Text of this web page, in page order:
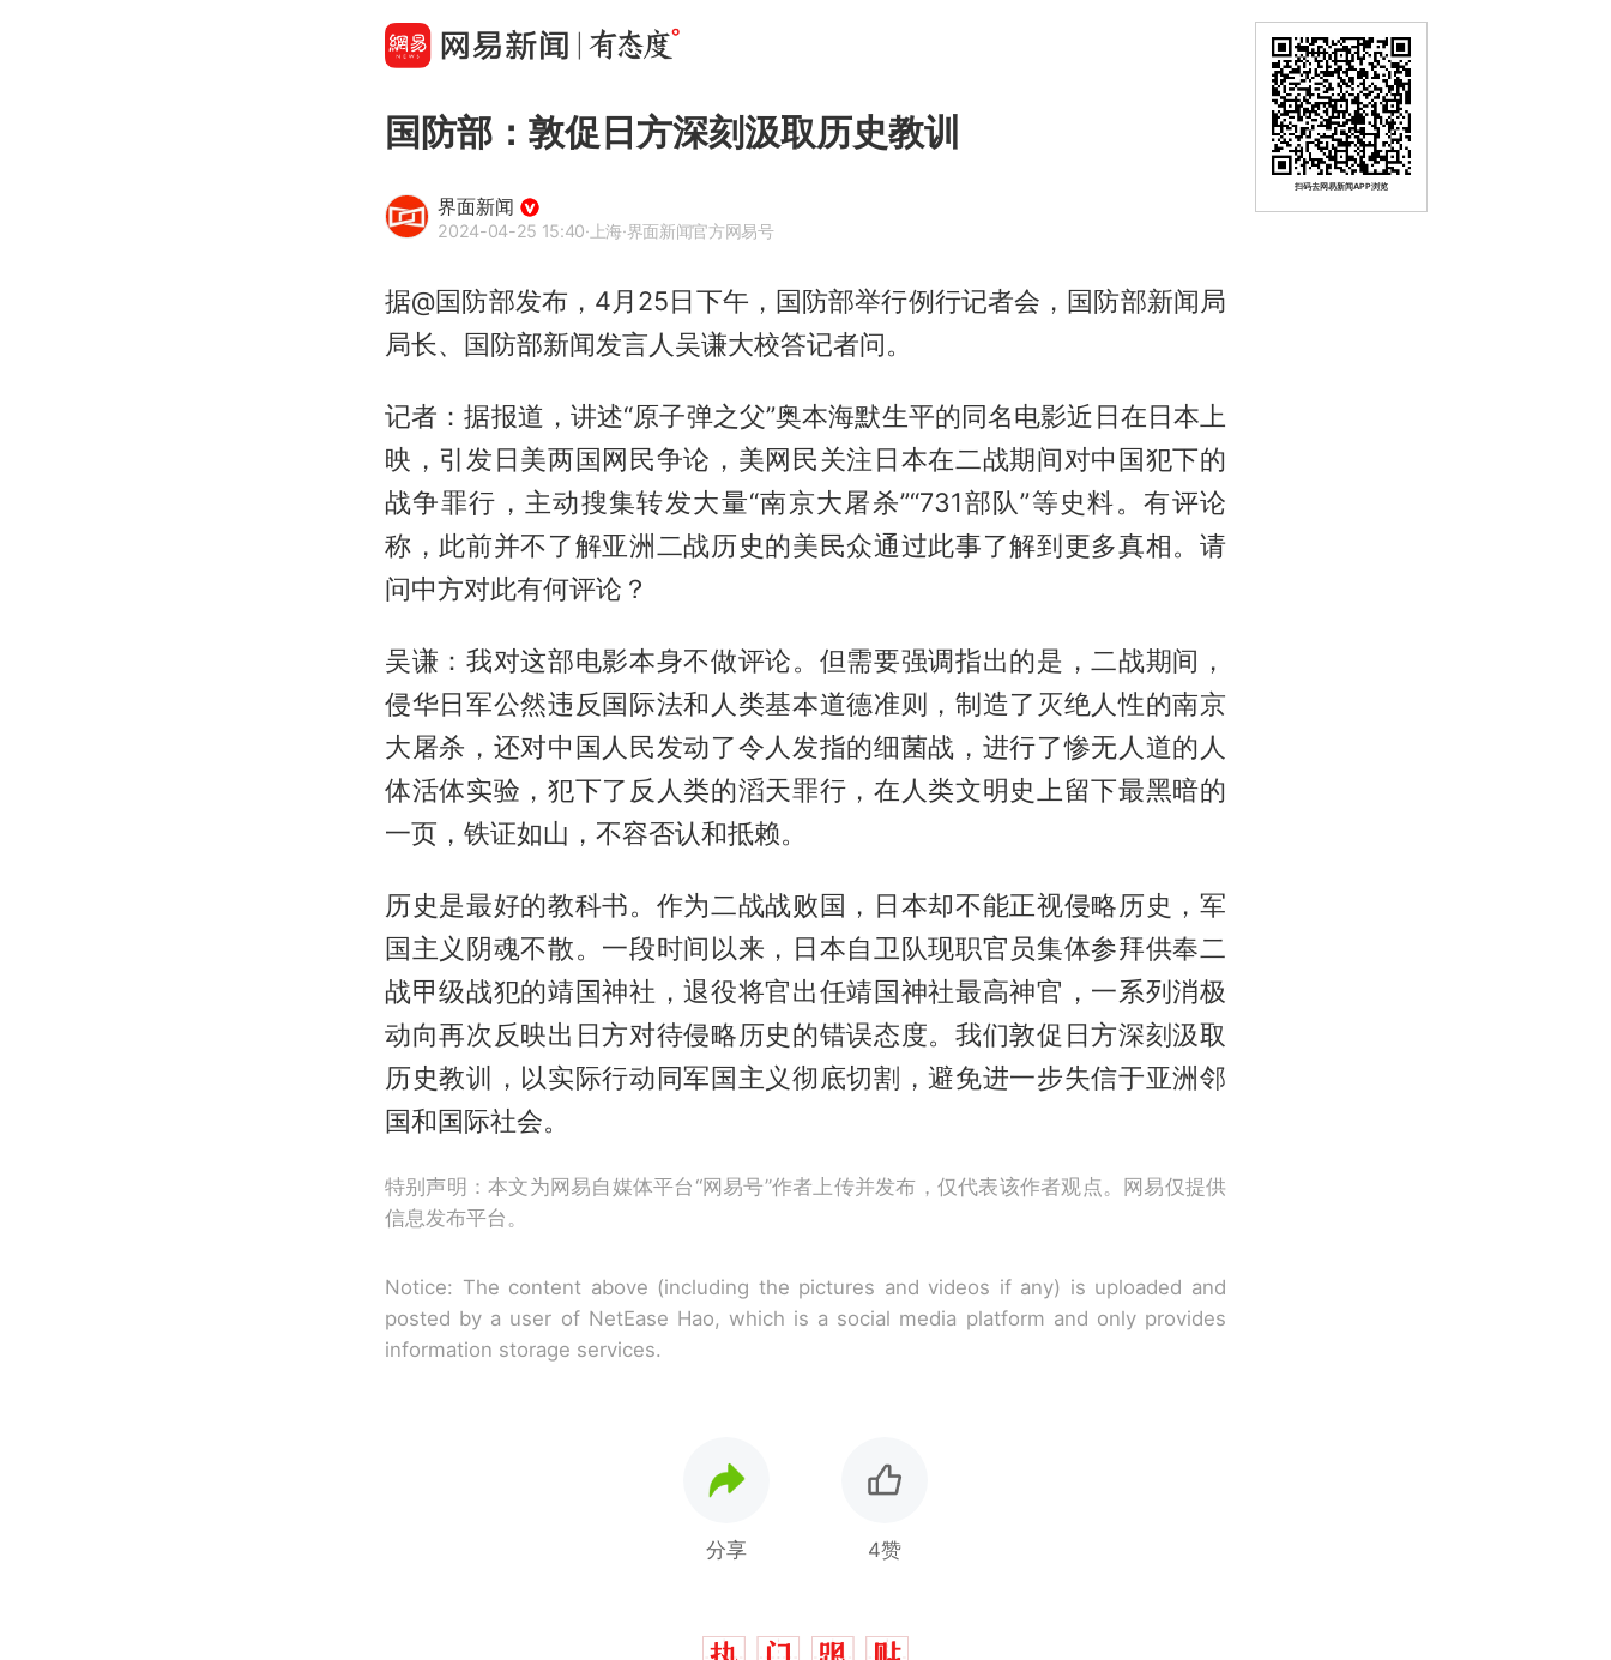
国防部：敦促日方深刻汲取历史教训
界面新闻
2024-04-25 15:40·上海·界面新闻官方网易号
据@国防部发布，4月25日下午，国防部举行例行记者会，国防部新闻局
局长、国防部新闻发言人吴谦大校答记者问。
记者：据报道，讲述“原子弹之父”奥本海默生平的同名电影近日在日本上
映，引发日美两国网民争论，美网民关注日本在二战期间对中国犯下的
战争罪行，主动搜集转发大量“南京大屠杀”“731部队”等史料。有评论
称，此前并不了解亚洲二战历史的美民众通过此事了解到更多真相。请
问中方对此有何评论？
吴谦：我对这部电影本身不做评论。但需要强调指出的是，二战期间，
侵华日军公然违反国际法和人类基本道德准则，制造了灭绝人性的南京
大屠杀，还对中国人民发动了令人发指的细菌战，进行了惨无人道的人
体活体实验，犯下了反人类的滔天罪行，在人类文明史上留下最黑暗的
一页，铁证如山，不容否认和抵赖。
历史是最好的教科书。作为二战战败国，日本却不能正视侵略历史，军
国主义阴魂不散。一段时间以来，日本自卫队现职官员集体参拜供奉二
战甲级战犯的靖国神社，退役将官出任靖国神社最高神官，一系列消极
动向再次反映出日方对待侵略历史的错误态度。我们敦促日方深刻汲取
历史教训，以实际行动同军国主义彻底切割，避免进一步失信于亚洲邻
国和国际社会。
特别声明：本文为网易自媒体平台“网易号”作者上传并发布，仅代表该作者观点。网易仅提供
信息发布平台。
Notice: The content above (including the pictures and videos if any) is uploaded and
posted by a user of NetEase Hao, which is a social media platform and only provides
information storage services.
分享 4赞
扫码去网易新闻APP浏览